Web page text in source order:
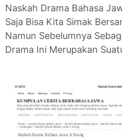
Naskah Drama Bahasa
Saja Bisa Kita Simak
Namun Sebelumnya
Drama Ini Merupakan